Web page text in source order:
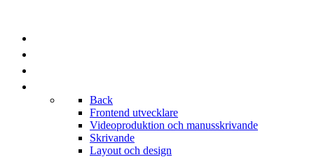
Back
Frontend utvecklare
Videoproduktion och manusskrivande
Skrivande
Layout och design